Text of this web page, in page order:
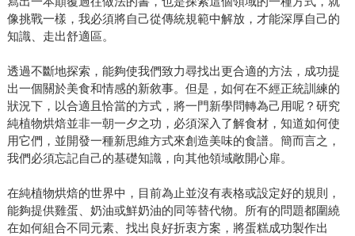
像挑戰一樣，我必須將自己從傳統規範中解放，才能深厚自己的
知識、走出舒適區。
透過不斷地探索，能夠使我們致力尋找出更合適的方法，成功提
出一個關於美食和情感的新敘事。但是，如何在不經正統訓練的
狀況下，以合適且恰當的方式，將一門新學問轉為己用呢？研究
純植物烘焙並非一朝一夕之功，必須深入了解食材，知道如何使
用它們，並開發一種新思維方式來創造美味的食譜。簡而言之，
我們必須忘記自己的基礎知識，向其他領域敞開心扉。
在純植物烘焙的世界中，目前為止並沒有表格或設定好的規則，
能夠提供雞蛋、奶油或鮮奶油的同等替代物。所有的問題都圍繞
在如何組合不同元素、找出良好折衷方案，將蛋糕成功製作出